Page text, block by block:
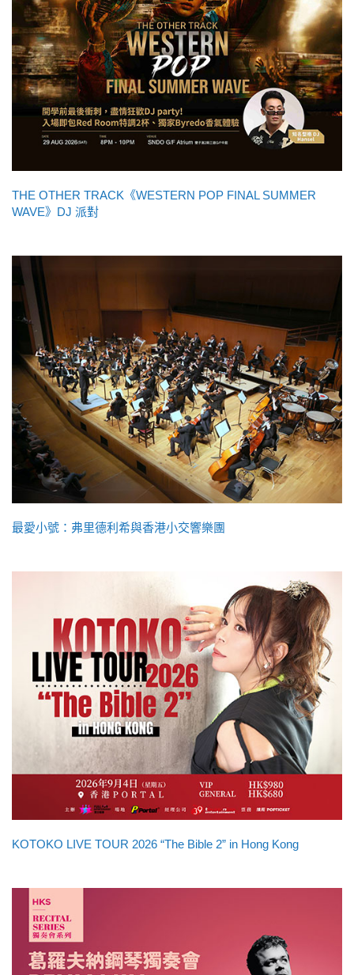
THE OTHER TRACK《WESTERN POP FINAL SUMMER
WAVE》DJ 派對
最愛小號：弗里德利希與香港小交響樂團
KOTOKO LIVE TOUR 2026 “The Bible 2” in Hong Kong